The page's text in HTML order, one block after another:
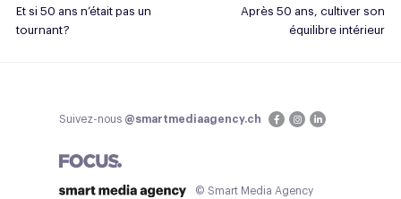
Et si 50 ans n’était pas un
tournant ?
Après 50 ans, cultiver son
équilibre intérieur
Suivez-nous @smartmediaagency.ch
© Smart Media Agency